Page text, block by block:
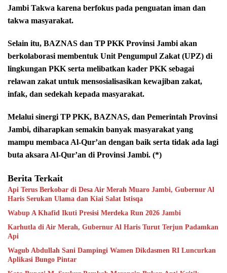
Jambi Takwa karena berfokus pada penguatan iman dan
takwa masyarakat.
Selain itu, BAZNAS dan TP PKK Provinsi Jambi akan
berkolaborasi membentuk Unit Pengumpul Zakat (UPZ) di
lingkungan PKK serta melibatkan kader PKK sebagai
relawan zakat untuk mensosialisasikan kewajiban zakat,
infak, dan sedekah kepada masyarakat.
Melalui sinergi TP PKK, BAZNAS, dan Pemerintah Provinsi
Jambi, diharapkan semakin banyak masyarakat yang
mampu membaca Al-Qur’an dengan baik serta tidak ada lagi
buta aksara Al-Qur’an di Provinsi Jambi. (*)
Berita Terkait
Api Terus Berkobar di Desa Air Merah Muaro Jambi, Gubernur Al
Haris Serukan Ulama dan Kiai Salat Istisqa
Wabup A Khafid Ikuti Presisi Merdeka Run 2026 Jambi
Karhutla di Air Merah, Gubernur Al Haris Turut Terjun Padamkan
Api
Wagub Abdullah Sani Dampingi Wamen Dikdasmen RI Luncurkan
Aplikasi Bungo Pintar